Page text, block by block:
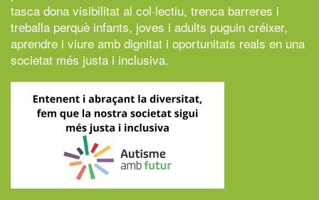
tasca dona visibilitat al col·lectiu, trenca barreres i
treballa perquè infants, joves i adults puguin créixer,
aprendre i viure amb dignitat i oportunitats reals en una
societat més justa i inclusiva.